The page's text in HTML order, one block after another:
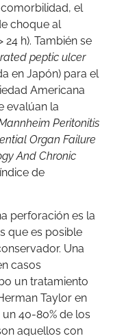
el
choque al
h). También se
peptic ulcer
en Japón) para el
Americana
evalúan la
Peritonitis
Organ Failure
And Chronic
de
perforación es la
que es posible
Una
casos
un tratamiento
Taylor en
40-80% de los
aquellos con